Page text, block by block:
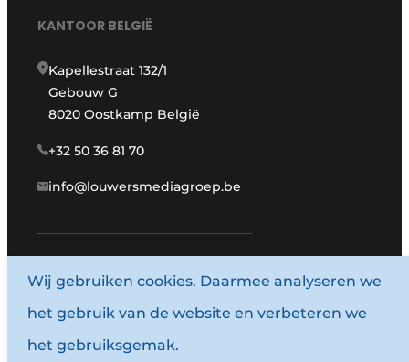
KANTOOR BELGIË
Kapellestraat 132/1
Gebouw G
8020 Oostkamp België
+32 50 36 81 70
info@louwersmediagroep.be
www.louwersmediagroep.com
© 1987 - 2026 Louwersmediagroep.
Algemene voorwaarden
Wij gebruiken cookies. Daarmee analyseren we
het gebruik van de website en verbeteren we
het gebruiksgemak.